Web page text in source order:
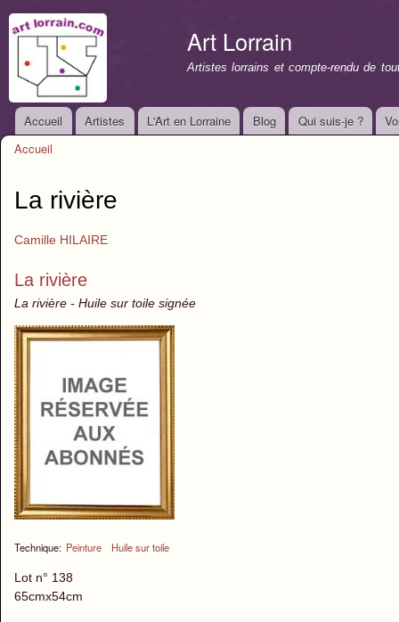
Art Lorrain
Artistes lorrains et compte-rendu de
Menu principal
Accueil Artistes L'Art en Lorraine Blog Qui suis-je ?
Accueil
La rivière
Camille HILAIRE
La rivière
La rivière - Huile sur toile signée
Technique: Peinture Huile sur toile
Lot n° 138
65cmx54cm